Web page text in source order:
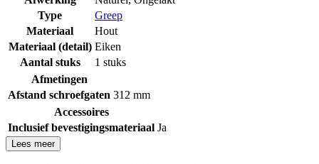
Type
Greep
Materiaal
Hout
Materiaal (detail) Eiken
Aantal stuks
1 stuks
Afmetingen
Afstand schroefgaten 312 mm
Accessoires
Inclusief bevestigingsmateriaal Ja
Lees meer